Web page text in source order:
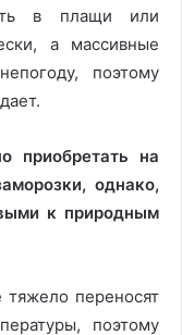
в плащи или
а массивные
поэтому
приобретать на
однако,
к природным
переносят
поэтому